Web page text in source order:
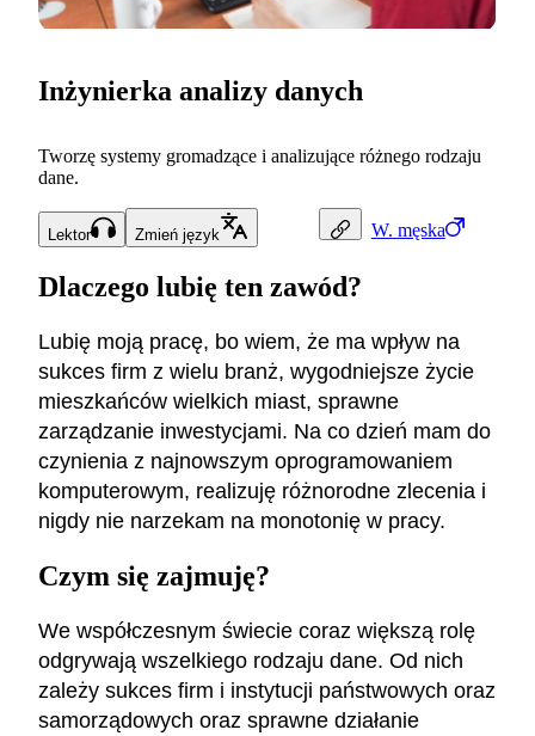
W. męska
Inżynierka analizy danych
Tworzę systemy gromadzące i analizujące różnego rodzaju
dane.
Lektor Zmień język
Dlaczego lubię ten zawód?
Lubię moją pracę, bo wiem, że ma wpływ na
sukces firm z wielu branż, wygodniejsze życie
mieszkańców wielkich miast, sprawne
zarządzanie inwestycjami. Na co dzień mam do
czynienia z najnowszym oprogramowaniem
komputerowym, realizuję różnorodne zlecenia i
nigdy nie narzekam na monotonię w pracy.
Czym się zajmuję?
We współczesnym świecie coraz większą rolę
odgrywają wszelkiego rodzaju dane. Od nich
zależy sukces firm i instytucji państwowych oraz
samorządowych oraz sprawne działanie